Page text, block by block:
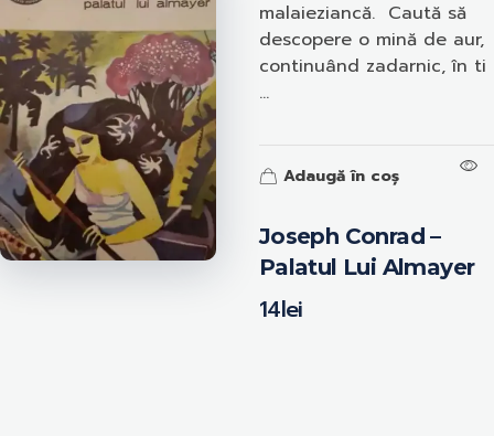
Joseph Conrad –
Palatul Lui Almayer
14lei
malaieziancă. Caută să
descopere o mină de aur,
continuând zadarnic, în ti
...
Adaugă în coș